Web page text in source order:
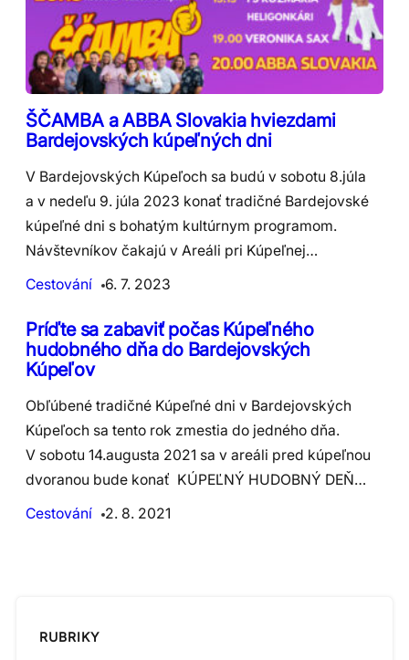
ŠČAMBA a ABBA Slovakia hviezdami
Bardejovských kúpeľných dni
V Bardejovských Kúpeľoch sa budú v sobotu 8.júla
a v nedeľu 9. júla 2023 konať tradičné Bardejovské
kúpeľné dni s bohatým kultúrnym programom.
Návštevníkov čakajú v Areáli pri Kúpeľnej…
Cestování
6. 7. 2023
Príďte sa zabaviť počas Kúpeľného
hudobného dňa do Bardejovských
Kúpeľov
Obľúbené tradičné Kúpeľné dni v Bardejovských
Kúpeľoch sa tento rok zmestia do jedného dňa.
V sobotu 14.augusta 2021 sa v areáli pred kúpeľnou
dvoranou bude konať KÚPEĽNÝ HUDOBNÝ DEŇ…
Cestování
2. 8. 2021
RUBRIKY